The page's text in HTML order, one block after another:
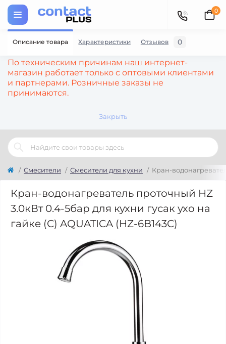
По техническим причинам наш интернет-
магазин работает только с оптовыми клиентами
и партнерами. Розничные заказы не
принимаются.
Закрыть
0
Смесители Смесители для кухни Кран-
Кран-водонагреватель проточный HZ
3.0кВт 0.4-5бар для кухни гусак ухо на
гайке (C) AQUATICA (HZ-6B143C)
Описание товара Характеристики Отзывов 0